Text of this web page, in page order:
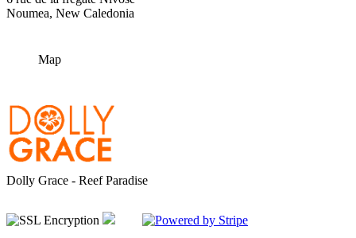
Noumea, New Caledonia
Map
Dolly Grace - Reef Paradise